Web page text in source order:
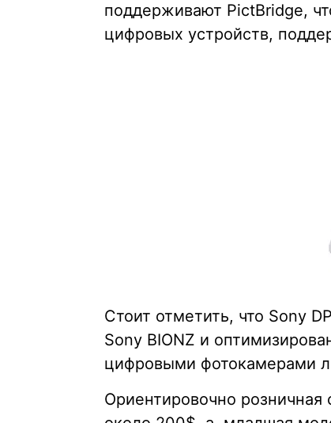
поддерживают PictBridge,
цифровых устройств,
Стоит отметить, что Sony
Sony BIONZ и
цифровыми фотокамерами
Ориентировочно розничная